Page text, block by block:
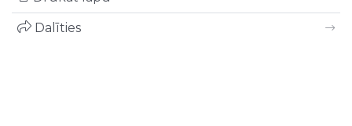
Dalīties